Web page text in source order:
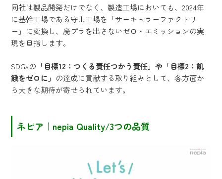
同社は製品開発だけでなく、製造工場においても、2024年
に基幹工場である守山工場を「サーキュラーファクトリ
ー」に変換し、廃プラを出さないゼロ・エミッションの実
現を目指します。
SDGsの 「目標12：つくる責任つかう責任」や「目標2：飢
餓をゼロに」 の達成に貢献する取り組みとして、各方面か
ら大きな期待が寄せられています。
ネピア｜nepia Quality/3つの品質